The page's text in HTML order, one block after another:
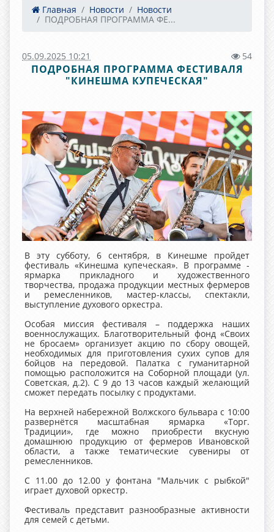
Главная Новости
Новости
ПОДРОБНАЯ ПРОГРАММА ФЕ...
05.09.2025 10:21 54
ПОДРОБНАЯ ПРОГРАММА ФЕСТИВАЛЯ
"КИНЕШМА КУПЕЧЕСКАЯ"
В эту субботу, 6 сентября, в Кинешме пройдет
фестиваль «Кинешма купеческая». В программе -
ярмарка прикладного и художественного
творчества, продажа продукции местных фермеров
и ремесленников, мастер-классы, спектакли,
выступление духового оркестра.
Особая миссия фестиваля – поддержка наших
военнослужащих. Благотворительный фонд «Своих
не бросаем» организует акцию по сбору овощей,
необходимых для приготовления сухих супов для
бойцов на передовой. Палатка с гуманитарной
помощью расположится на Соборной площади (ул.
Советская, д.2). С 9 до 13 часов каждый желающий
сможет передать посылку с продуктами.
На верхней набережной Волжского бульвара с 10:00
развернётся масштабная ярмарка «Торг.
Традиции», где можно приобрести вкусную
домашнюю продукцию от фермеров Ивановской
области, а также тематические сувениры от
ремесленников.
С 11.00 до 12.00 у фонтана "Мальчик с рыбкой"
играет духовой оркестр.
Фестиваль представит разнообразные активности
для семей с детьми.